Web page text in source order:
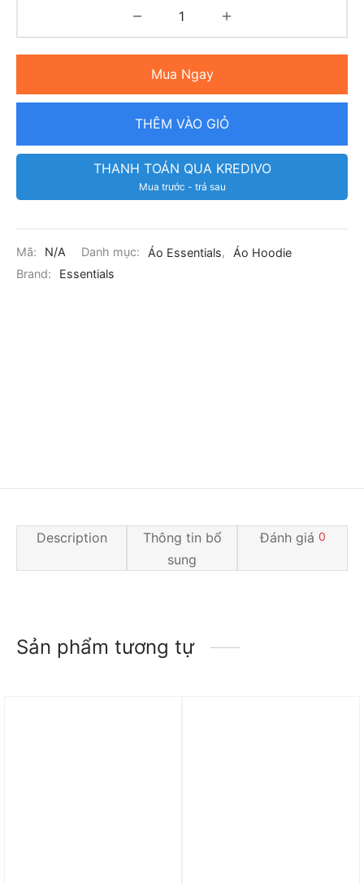
Mua Ngay
THÊM VÀO GIỎ
THANH TOÁN QUA KREDIVO
Mua trước - trả sau
Mã: N/A Danh mục: Áo Essentials,
Áo Hoodie
Brand:
Essentials
Description
Thông tin bổ
sung
Đánh giá 0
Sản phẩm tương tự